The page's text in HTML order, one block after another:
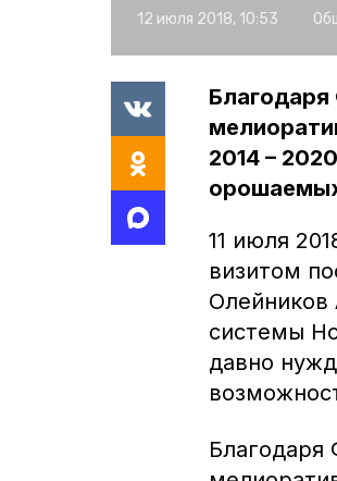
12 июля 2018, 10:53
2014 –
11 июля
визитом
Олейников
системы
давно
Благодаря